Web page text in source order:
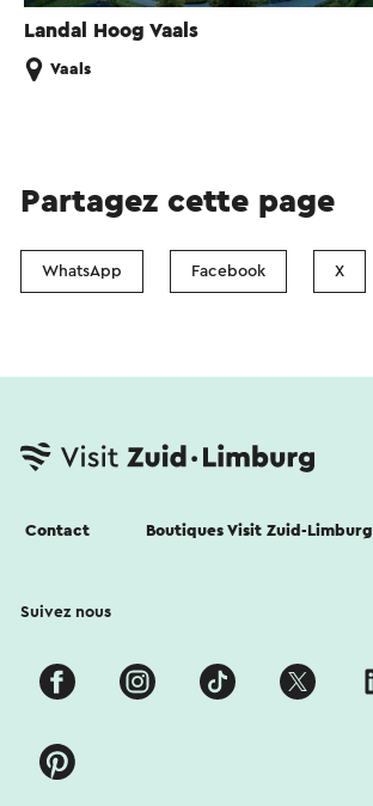
Landal Hoog Vaals
Vaals
Partagez cette page
WhatsApp Facebook X
Contact Boutiques Visit Zuid-Limburg
Suivez nous